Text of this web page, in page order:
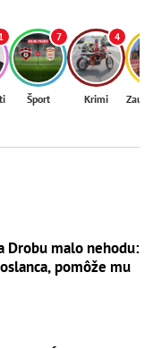
1 7
Šport
4
Krimi
Drobu malo nehodu:
pomôže mu